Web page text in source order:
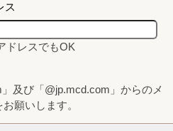
ス
ドレスでもOK
及び「@jp.mcd.com」からのメ
願いします。